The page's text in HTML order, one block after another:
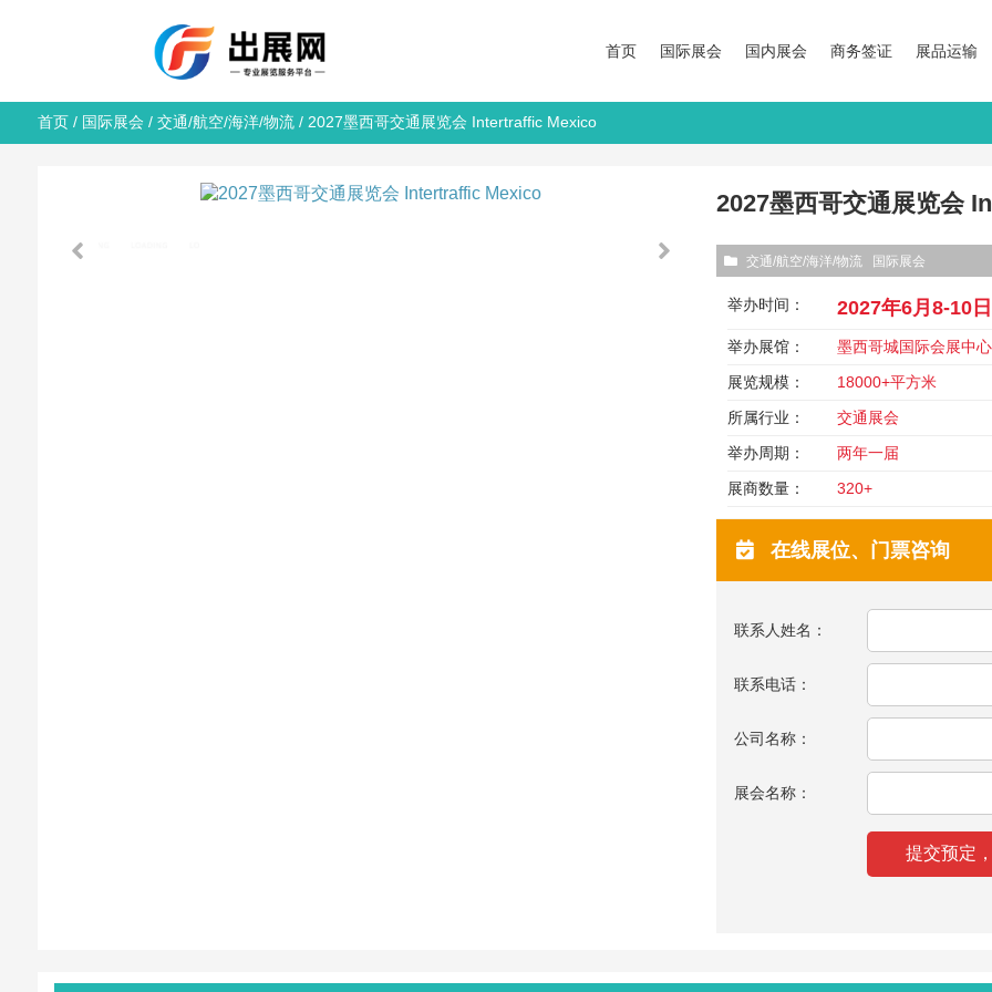
首页 国际展会 国内展会 商务签证 展品运输
首页/ 国际展会 / 交通/航空/海洋/物流/ 2027墨西哥交通展览会 Intertraffic Mexico
2027墨西哥交通展览会
交通/航空/海洋/物流 国际展会
举办时间： 2027年6月8-10日
举办展馆：
墨西哥城国际会展中心
展览规模：
18000+平方米
所属行业：
交通展会
举办周期：
两年一届
展商数量：
320+
在线展位、门票咨询
联系人姓名：
联系电话：
公司名称：
展会名称：